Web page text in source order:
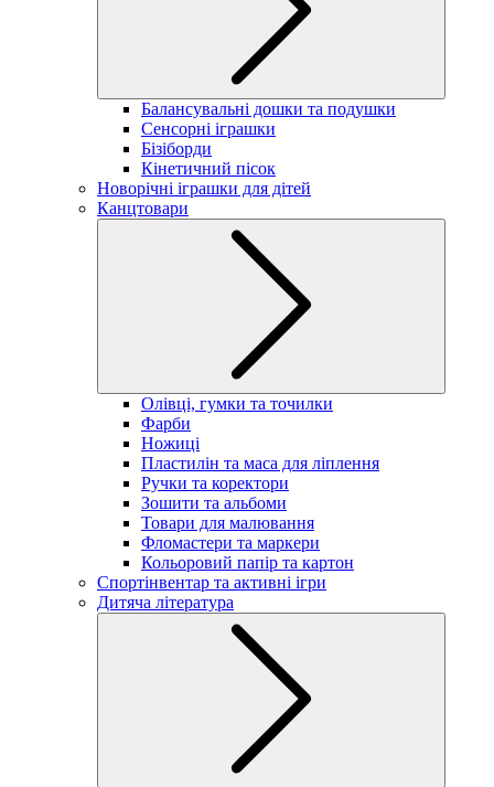
Балансувальні дошки та подушки
Сенсорні іграшки
Бізіборди
Кінетичний пісок
Новорічні іграшки для дітей
Канцтовари
Олівці, гумки та точилки
Фарби
Ножиці
Пластилін та маса для ліплення
Ручки та коректори
Зошити та альбоми
Товари для малювання
Фломастери та маркери
Кольоровий папір та картон
Спортінвентар та активні ігри
Дитяча література